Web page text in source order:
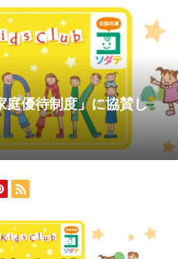
庭優待制度」に協賛し